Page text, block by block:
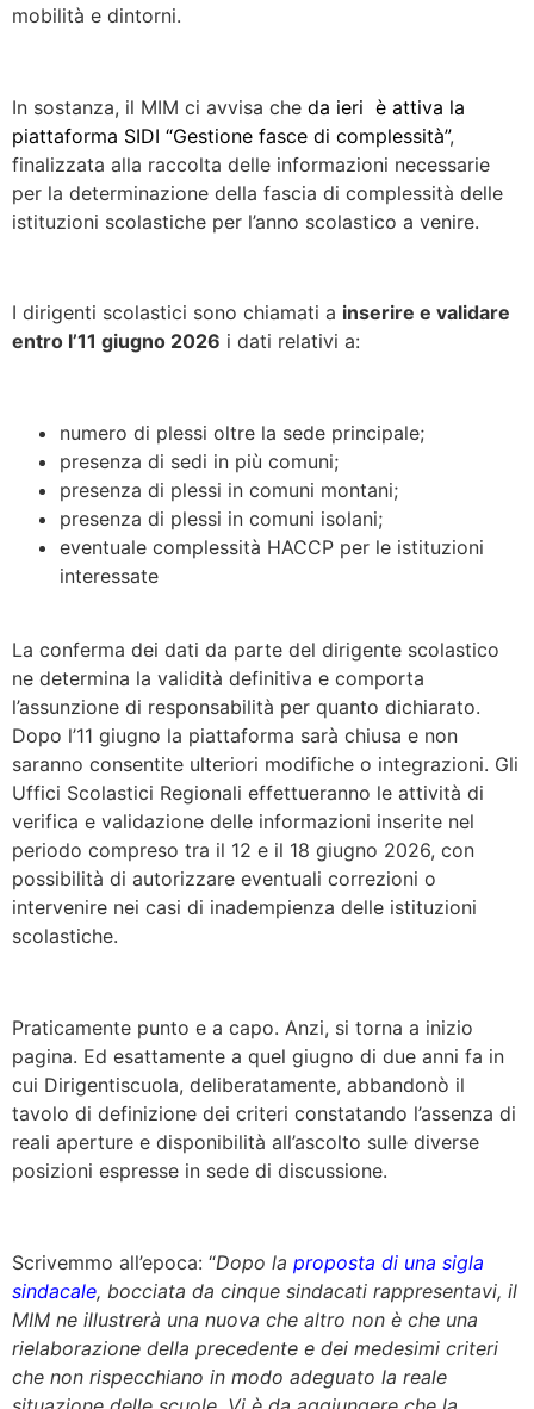
mobilità e dintorni.
In sostanza, il MIM ci avvisa che da ieri è attiva la
piattaforma SIDI “Gestione fasce di complessità”,
finalizzata alla raccolta delle informazioni necessarie
per la determinazione della fascia di complessità delle
istituzioni scolastiche per l’anno scolastico a venire.
I dirigenti scolastici sono chiamati a inserire e validare
entro l’11 giugno 2026 i dati relativi a:
numero di plessi oltre la sede principale;
presenza di sedi in più comuni;
presenza di plessi in comuni montani;
presenza di plessi in comuni isolani;
eventuale complessità HACCP per le istituzioni
interessate
La conferma dei dati da parte del dirigente scolastico
ne determina la validità definitiva e comporta
l’assunzione di responsabilità per quanto dichiarato.
Dopo l’11 giugno la piattaforma sarà chiusa e non
saranno consentite ulteriori modifiche o integrazioni. Gli
Uffici Scolastici Regionali effettueranno le attività di
verifica e validazione delle informazioni inserite nel
periodo compreso tra il 12 e il 18 giugno 2026, con
possibilità di autorizzare eventuali correzioni o
intervenire nei casi di inadempienza delle istituzioni
scolastiche.
Praticamente punto e a capo. Anzi, si torna a inizio
pagina. Ed esattamente a quel giugno di due anni fa in
cui Dirigentiscuola, deliberatamente, abbandonò il
tavolo di definizione dei criteri constatando l’assenza di
reali aperture e disponibilità all’ascolto sulle diverse
posizioni espresse in sede di discussione.
Scrivemmo all’epoca: “Dopo la proposta di una sigla
sindacale, bocciata da cinque sindacati rappresentavi, il
MIM ne illustrerà una nuova che altro non è che una
rielaborazione della precedente e dei medesimi criteri
che non rispecchiano in modo adeguato la reale